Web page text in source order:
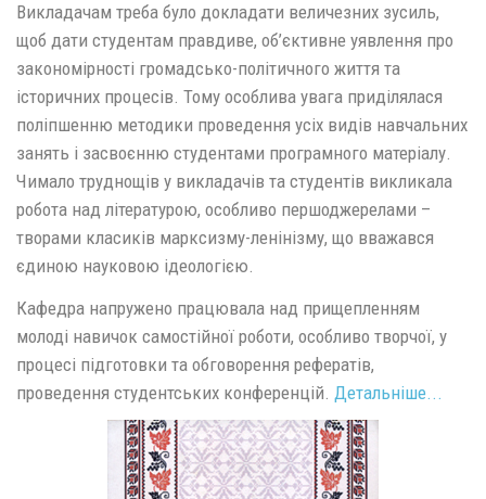
Викладачам треба було докладати величезних зусиль,
щоб дати студентам правдиве, об’єктивне уявлення про
закономірності громадсько-політичного життя та
історичних процесів. Тому особлива увага приділялася
поліпшенню методики проведення усіх видів навчальних
занять і засвоєнню студентами програмного матеріалу.
Чимало труднощів у викладачів та студентів викликала
робота над літературою, особливо першоджерелами –
творами класиків марксизму-ленінізму, що вважався
єдиною науковою ідеологією.
Кафедра напружено працювала над прищепленням
молоді навичок самостійної роботи, особливо творчої, у
процесі підготовки та обговорення рефератів,
проведення студентських конференцій. Детальніше...